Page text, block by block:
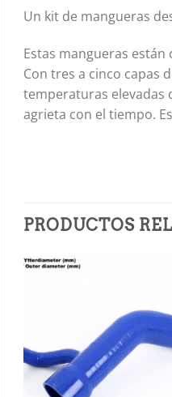
Un kit de mangueras
Estas mangueras
Con tres a cinco capas
temperaturas elevadas
agrieta con el tiempo.
PRODUCTOS
a